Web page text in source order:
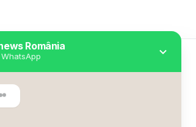
România
Despre Euronews